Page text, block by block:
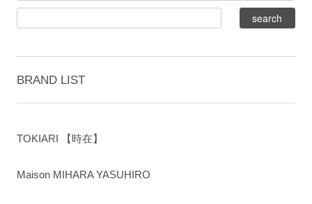
BRAND LIST
TOKIARI 【時在】
Maison MIHARA YASUHIRO